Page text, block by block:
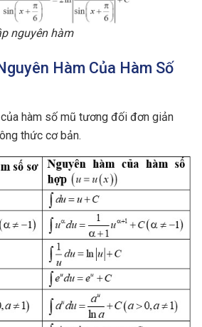
nguyên hàm
Hàm Của Hàm Số
hàm số mũ tương đối đơn giản
thức cơ bản.